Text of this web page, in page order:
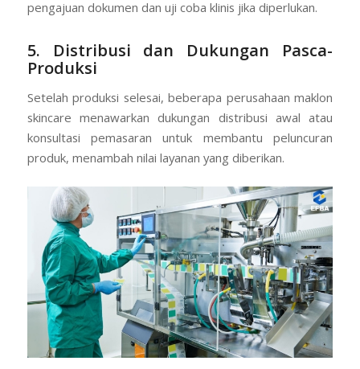
pengajuan dokumen dan uji coba klinis jika diperlukan.
5. Distribusi dan Dukungan Pasca-
Produksi
Setelah produksi selesai, beberapa perusahaan maklon
skincare menawarkan dukungan distribusi awal atau
konsultasi pemasaran untuk membantu peluncuran
produk, menambah nilai layanan yang diberikan.